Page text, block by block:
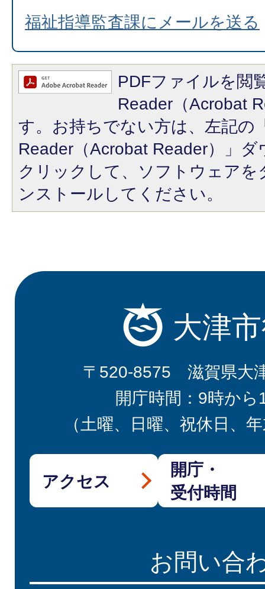
福祉指導監査課にメールを送る
PDFファイルを閲
Reader（Acrobat
す。お持ちでない方は、左記の
Reader（Acrobat Reader）」
クリックして、ソフトウェア
ンストールしてください。
大津
〒520-8575 滋賀県大
開庁時間：9時から
（土曜、日曜、祝休日、
アクセス
開庁・
受付時間
お問い合